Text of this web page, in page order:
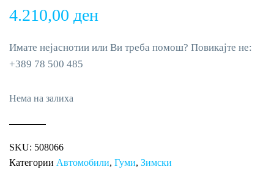
4.210,00 ден
Имате нејаснотии или Ви треба помош? Повикајте не:
+389 78 500 485
Нема на залиха
SKU: 508066
Категории Автомобили, Гуми, Зимски